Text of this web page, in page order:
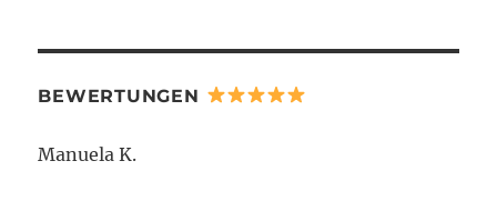
BEWERTUNGEN
Manuela K.